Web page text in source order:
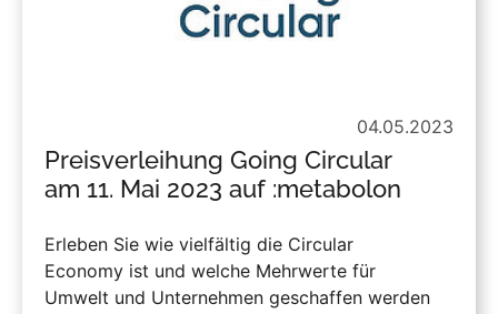
04.05.2023
Preisverleihung Going Circular
am 11. Mai 2023 auf :metabolon
Erleben Sie wie vielfältig die Circular
Economy ist und welche Mehrwerte für
Umwelt und Unternehmen geschaffen werden